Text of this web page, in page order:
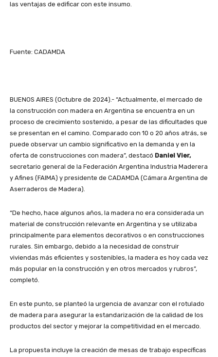
las ventajas de edificar con este insumo.
Fuente: CADAMDA
BUENOS AIRES (Octubre de 2024).- “Actualmente, el mercado de
la construcción con madera en Argentina se encuentra en un
proceso de crecimiento sostenido, a pesar de las dificultades que
se presentan en el camino. Comparado con 10 o 20 años atrás, se
puede observar un cambio significativo en la demanda y en la
oferta de construcciones con madera”, destacó Daniel Vier,
secretario general de la Federación Argentina Industria Maderera
y Afines (FAIMA) y presidente de CADAMDA (Cámara Argentina de
Aserraderos de Madera).
“De hecho, hace algunos años, la madera no era considerada un
material de construcción relevante en Argentina y se utilizaba
principalmente para elementos decorativos o en construcciones
rurales. Sin embargo, debido a la necesidad de construir
viviendas más eficientes y sostenibles, la madera es hoy cada vez
más popular en la construcción y en otros mercados y rubros”,
completó.
En este punto, se planteó la urgencia de avanzar con el rotulado
de madera para asegurar la estandarización de la calidad de los
productos del sector y mejorar la competitividad en el mercado.
La propuesta incluye la creación de mesas de trabajo específicas